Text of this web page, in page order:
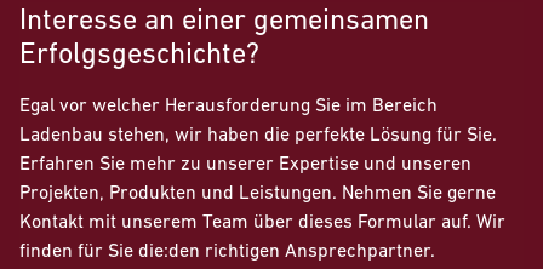
Interesse an einer gemeinsamen
Erfolgsgeschichte?
Egal vor welcher Herausforderung Sie im Bereich
Ladenbau stehen, wir haben die perfekte Lösung für Sie.
Erfahren Sie mehr zu unserer Expertise und unseren
Projekten, Produkten und Leistungen. Nehmen Sie gerne
Kontakt mit unserem Team über dieses Formular auf. Wir
finden für Sie die:den richtigen Ansprechpartner.